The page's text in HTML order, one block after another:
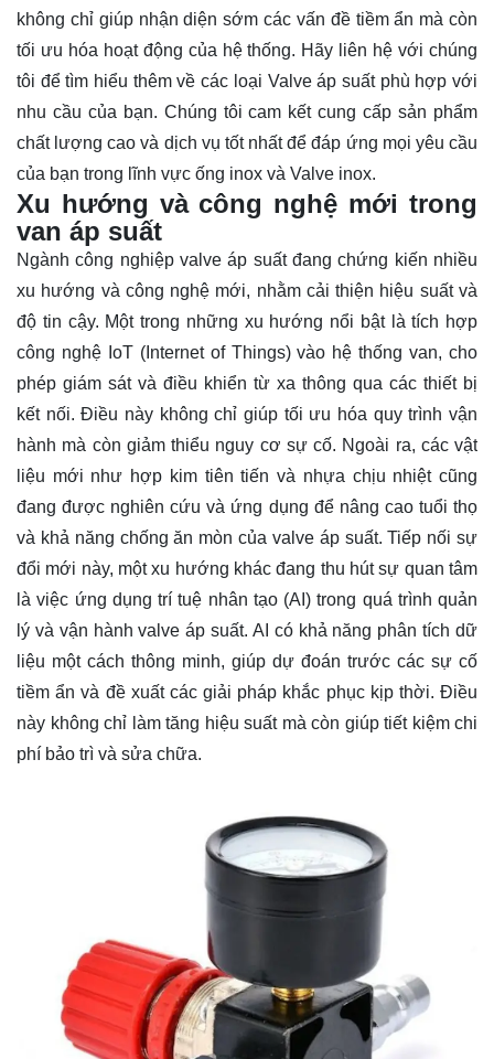
không chỉ giúp nhận diện sớm các vấn đề tiềm ẩn mà còn
tối ưu hóa hoạt động của hệ thống. Hãy liên hệ với chúng
tôi để tìm hiểu thêm về các loại Valve áp suất phù hợp với
nhu cầu của bạn. Chúng tôi cam kết cung cấp sản phẩm
chất lượng cao và dịch vụ tốt nhất để đáp ứng mọi yêu cầu
của bạn trong lĩnh vực ống inox và Valve inox.
Xu hướng và công nghệ mới trong
van áp suất
Ngành công nghiệp valve áp suất đang chứng kiến nhiều
xu hướng và công nghệ mới, nhằm cải thiện hiệu suất và
độ tin cậy. Một trong những xu hướng nổi bật là tích hợp
công nghệ IoT (Internet of Things) vào hệ thống van, cho
phép giám sát và điều khiển từ xa thông qua các thiết bị
kết nối. Điều này không chỉ giúp tối ưu hóa quy trình vận
hành mà còn giảm thiểu nguy cơ sự cố. Ngoài ra, các vật
liệu mới như hợp kim tiên tiến và nhựa chịu nhiệt cũng
đang được nghiên cứu và ứng dụng để nâng cao tuổi thọ
và khả năng chống ăn mòn của valve áp suất. Tiếp nối sự
đổi mới này, một xu hướng khác đang thu hút sự quan tâm
là việc ứng dụng trí tuệ nhân tạo (AI) trong quá trình quản
lý và vận hành valve áp suất. AI có khả năng phân tích dữ
liệu một cách thông minh, giúp dự đoán trước các sự cố
tiềm ẩn và đề xuất các giải pháp khắc phục kịp thời. Điều
này không chỉ làm tăng hiệu suất mà còn giúp tiết kiệm chi
phí bảo trì và sửa chữa.